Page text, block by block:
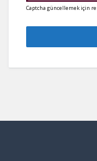
Captcha güncellemek için